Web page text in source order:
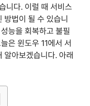
니다. 이럴 때 서비스
방법이 될 수 있습니
능을 회복하고 불필
은 윈도우 11에서 서
알아보겠습니다. 아래